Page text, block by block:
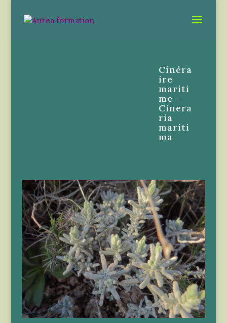
Cinéra
ire
mariti
me –
Cinera
ria
mariti
ma